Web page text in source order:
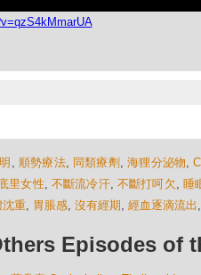
, 順勢療法, 同類療劑 ,海狸分泌物,
里女性, 不斷流冷汗, 不斷打呵欠, 睡
沈重, 胃脹感, 沒有經期, 經血逐滴流出 ,
Episodes of